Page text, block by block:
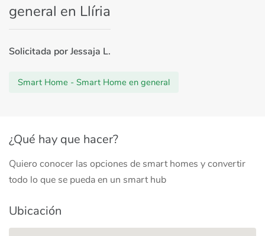
general en Llíria
Solicitada por Jessaja L.
Smart Home - Smart Home en general
¿Qué hay que hacer?
Quiero conocer las opciones de smart homes y convertir
todo lo que se pueda en un smart hub
Ubicación